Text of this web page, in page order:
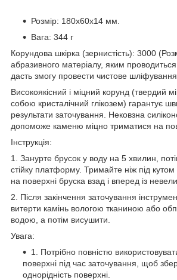
Розмір: 180х60х14 мм.
Вага: 344 г
Корундова шкірка (зернистість): 3000
абразивного матеріалу, яким
дасть змогу провести чистове
Високоякісний і міцний корунд (твердий
собою кристалічний глікозем) гарантує
результати заточування. Нековзна
допоможе каменю міцно триматися на
Інструкція:
1. Занурте брусок у воду на 5 хвилин,
стійку платформу. Тримайте ніж під кутом
на поверхні бруска взад і вперед із
2. Після закінчення заточування
витерти камінь вологою тканиною або
водою, а потім висушити.
Увага:
1. Потрібно повністю
поверхні під час заточування, щоб
однорідність поверхні.